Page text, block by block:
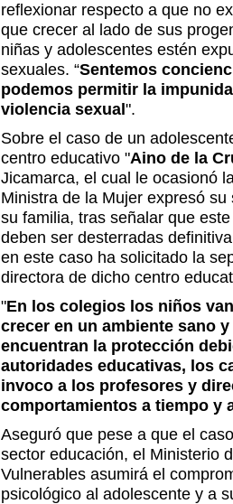
reflexionar respecto a que no
que crecer al lado de sus
niñas y adolescentes estén
sexuales. “Sentemos
podemos permitir la
violencia sexual ".
Sobre el caso de un
centro educativo "Aino de la
Jicamarca, el cual le ocasionó
Ministra de la Mujer expresó
su familia, tras señalar que
deben ser desterradas
en este caso ha solicitado la
directora de dicho centro
"En los colegios los niños
crecer en un ambiente sano
encuentran la protección
autoridades educativas, los
invoco a los profesores y
comportamientos a tiempo y
Aseguró que pese a que el
sector educación, el Ministerio
Vulnerables asumirá el
psicológico al adolescente y a